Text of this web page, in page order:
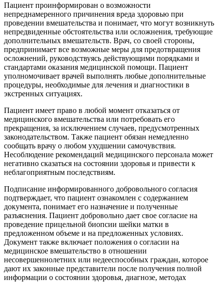
Пациент проинформирован о возможности
непреднамеренного причинения вреда здоровью при
проведении вмешательства и понимает, что могут возникнуть
непредвиденные обстоятельства или осложнения, требующие
дополнительных вмешательств. Врач, со своей стороны,
предпринимает все возможные меры для предотвращения
осложнений, руководствуясь действующими порядками и
стандартами оказания медицинской помощи. Пациент
уполномочивает врачей выполнять любые дополнительные
процедуры, необходимые для лечения и диагностики в
экстренных ситуациях.
Пациент имеет право в любой момент отказаться от
медицинского вмешательства или потребовать его
прекращения, за исключением случаев, предусмотренных
законодательством. Также пациент обязан немедленно
сообщать врачу о любом ухудшении самочувствия.
Несоблюдение рекомендаций медицинского персонала может
негативно сказаться на состоянии здоровья и привести к
неблагоприятным последствиям.
Подписание информированного добровольного согласия
подтверждает, что пациент ознакомлен с содержанием
документа, понимает его назначение и полученные
разъяснения. Пациент добровольно дает свое согласие на
проведение прицельной биопсии шейки матки в
предложенном объеме и на предложенных условиях.
Документ также включает положения о согласии на
медицинское вмешательство в отношении
несовершеннолетних или недееспособных граждан, которое
дают их законные представители после получения полной
информации о состоянии здоровья, диагнозе, методах